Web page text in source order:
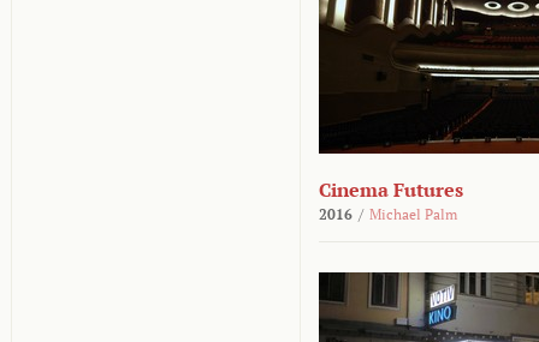
Cinema Futures
2016 / Michael Palm